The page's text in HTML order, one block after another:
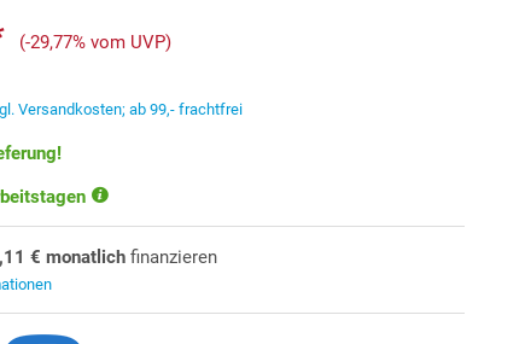
(-29,77% vom UVP)
Versandkosten; ab 99,- frachtfrei
€ monatlich finanzieren